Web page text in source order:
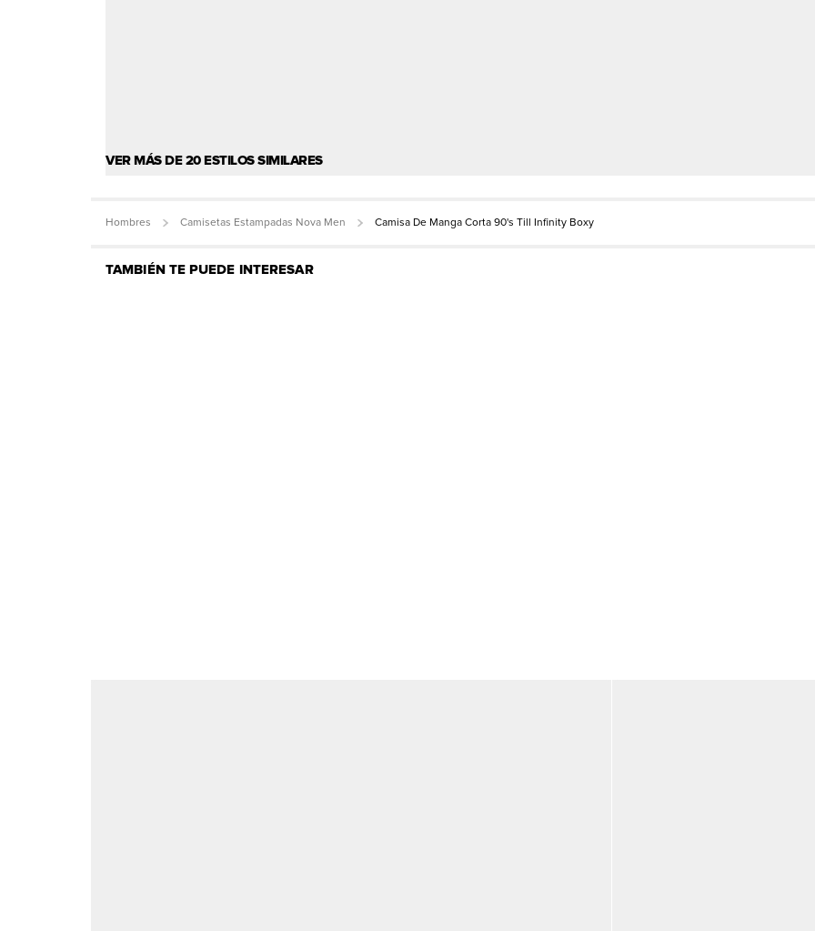
VER MÁS DE 20 ESTILOS SIMILARES
Hombres Camisetas Estampadas Nova Men Camisa De Manga Corta 90's Till Infinity Boxy
TAMBIÉN TE PUEDE INTERESAR